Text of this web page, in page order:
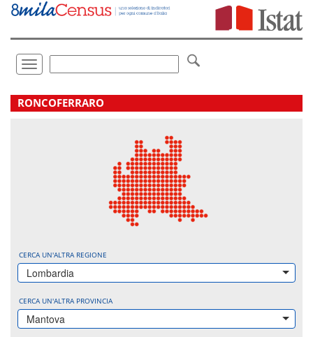
Vai
direttamente
Toggle
navigation
.
RONCOFERRARO
CERCA UN'ALTRA REGIONE
Lombardia
CERCA UN'ALTRA PROVINCIA
Mantova